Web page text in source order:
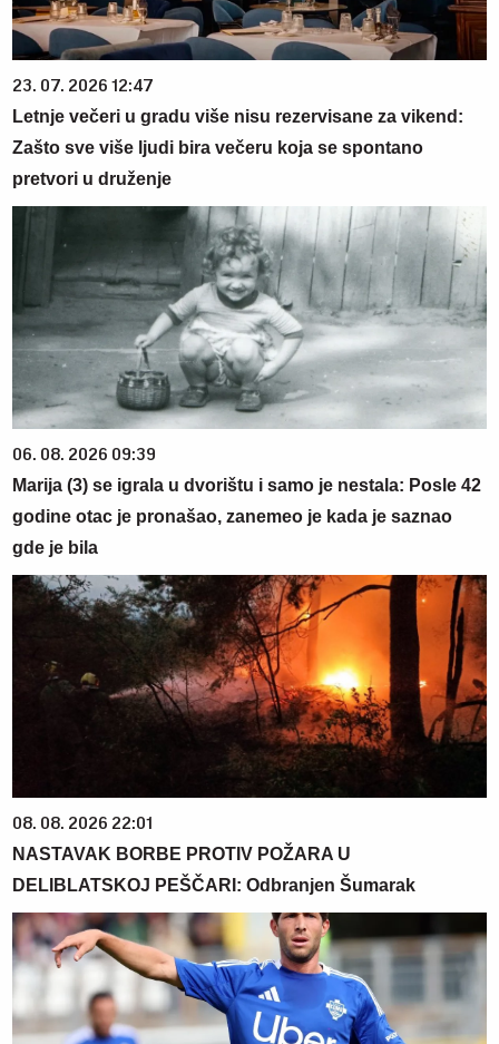
23. 07. 2026 12:47
Letnje večeri u gradu više nisu rezervisane za vikend:
Zašto sve više ljudi bira večeru koja se spontano
pretvori u druženje
06. 08. 2026 09:39
Marija (3) se igrala u dvorištu i samo je nestala: Posle 42
godine otac je pronašao, zanemeo je kada je saznao
gde je bila
08. 08. 2026 22:01
NASTAVAK BORBE PROTIV POŽARA U
DELIBLATSKOJ PEŠČARI: Odbranjen Šumarak